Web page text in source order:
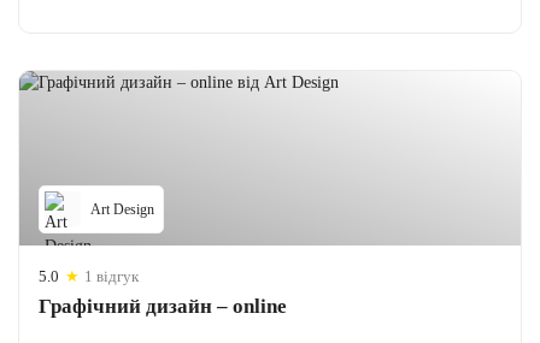
Art Design
5.0 ★ 1 відгук
Графічний дизайн – online